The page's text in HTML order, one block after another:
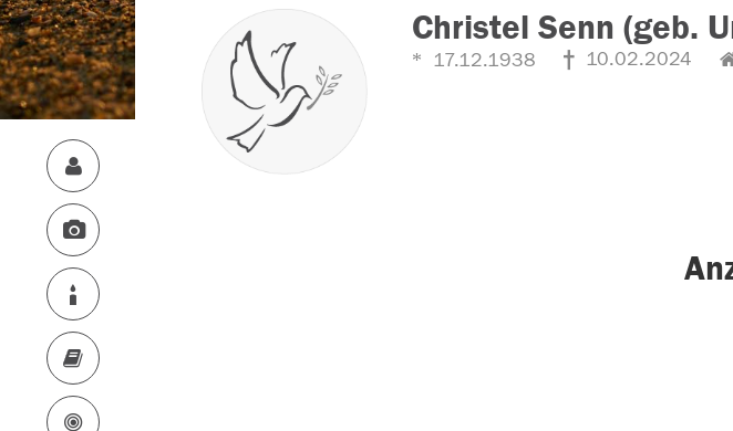
Christel Senn (geb.
17.12.1938 10.02.2024